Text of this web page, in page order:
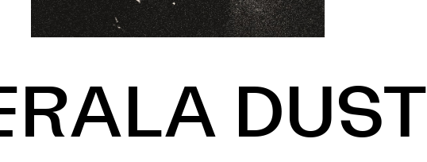
DUST